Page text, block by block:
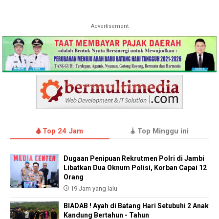
Advertisement
Top 24 Jam Top Minggu ini
Dugaan Penipuan Rekrutmen Polri di Jambi
Libatkan Dua Oknum Polisi, Korban Capai 12
Orang
19 Jam yang lalu
BIADAB ! Ayah di Batang Hari Setubuhi 2 Anak
Kandung Bertahun - Tahun